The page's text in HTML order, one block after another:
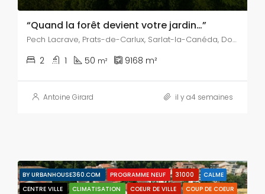
“Quand la forêt devient votre jardin…”
Pech Lacrave, Prats-de-Carlux, Sarlat-la-Canéda, Dordogne, Nouvelle-Aquitaine, France métropolitaine, 24370, France
2 1 50 m² 9168 m²
Antoine Girard il y a4 semaines
BY URBANHOUSE360.COM PROGRAMME NEUF 31000
CALME
CENTRE VILLE
CLIMATISATION COEUR DE VILLE
COUP DE COEUR